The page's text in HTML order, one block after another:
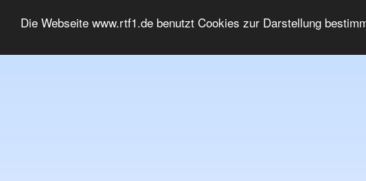
Die Webseite www.rtf1.de benutzt Cookies zur Darstellung